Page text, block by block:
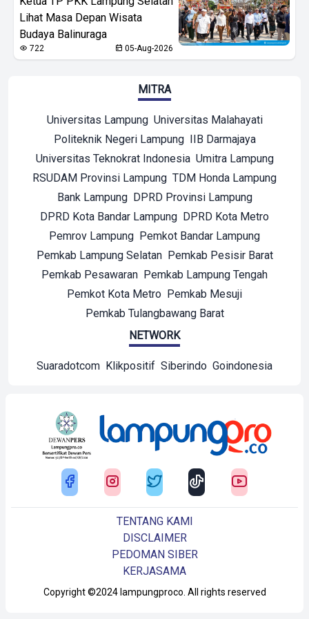
Lihat Masa Depan Wisata
Budaya Balinuraga
722 05-Aug-2026
MITRA
Universitas Lampung Universitas Malahayati
Politeknik Negeri Lampung
IIB Darmajaya
Universitas Teknokrat Indonesia Umitra Lampung
RSUDAM Provinsi Lampung TDM Honda Lampung
Bank Lampung
DPRD Provinsi Lampung
DPRD Kota Bandar Lampung DPRD Kota Metro
Pemrov Lampung Pemkot Bandar Lampung
Pemkab Lampung Selatan
Pemkab Pesisir Barat
Pemkab Pesawaran Pemkab Lampung Tengah
Pemkot Kota Metro Pemkab Mesuji
Pemkab Tulangbawang Barat
NETWORK
Suaradotcom Klikpositif Siberindo Goindonesia
Copyright ©2024 lampungproco. All rights reserved
TENTANG KAMI
DISCLAIMER
PEDOMAN SIBER
KERJASAMA